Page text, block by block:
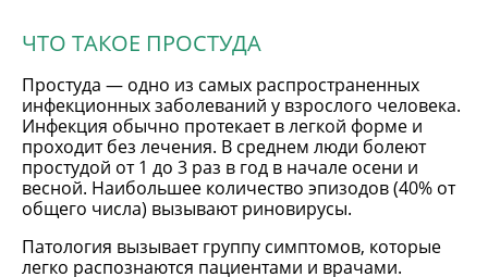
ЧТО ТАКОЕ ПРОСТУДА
Простуда — одно из самых распространенных
инфекционных заболеваний у взрослого человека.
Инфекция обычно протекает в легкой форме и
проходит без лечения. В среднем люди болеют
простудой от 1 до 3 раз в год в начале осени и
весной. Наибольшее количество эпизодов (40% от
общего числа) вызывают риновирусы.
Патология вызывает группу симптомов, которые
легко распознаются пациентами и врачами.